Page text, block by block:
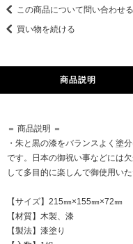
この商品について問い合わせる
買い物を続ける
商品説明
＝ 商品説明 ＝
・朱と黒の漆をバランスよく塗
です。日本の御祝い事などには
して多目的に楽しんで御使用い
【サイズ】215㎜×155㎜×72㎜
【材質】木製、漆
【製法】漆塗り